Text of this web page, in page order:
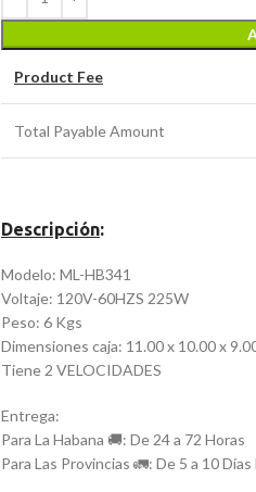
Product Fee
Total Payable Amount
Descripción:
Modelo: ML-HB341
Voltaje: 120V-60HZS 225W
Peso: 6 Kgs
Dimensiones caja: 11.00 x 10.00 x
Tiene 2 VELOCIDADES
Entrega:
Para La Habana 🚚: De 24 a 72 Horas
Para Las Provincias 🚛: De 5 a 10 Días